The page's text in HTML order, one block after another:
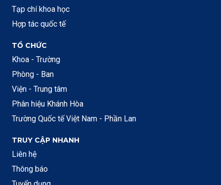
Tạp chí khoa học
Hợp tác quốc tế
TỔ CHỨC
Khoa - Trường
Phòng - Ban
Viện - Trung tâm
Phân hiệu Khánh Hòa
Trường Quốc tế Việt Nam - Phần Lan
TRUY CẬP NHANH
Liên hệ
Thông báo